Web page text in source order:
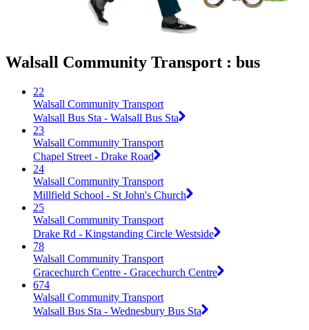
Walsall Community Transport : bus
22
Walsall Community Transport
Walsall Bus Sta - Walsall Bus Sta
23
Walsall Community Transport
Chapel Street - Drake Road
24
Walsall Community Transport
Millfield School - St John's Church
25
Walsall Community Transport
Drake Rd - Kingstanding Circle Westside
78
Walsall Community Transport
Gracechurch Centre - Gracechurch Centre
674
Walsall Community Transport
Walsall Bus Sta - Wednesbury Bus Sta